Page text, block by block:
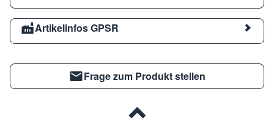
Artikelinfos GPSR
Frage zum Produkt stellen